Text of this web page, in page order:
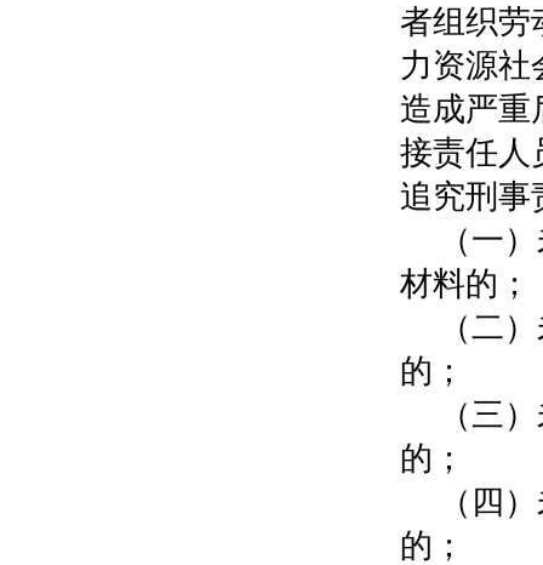
者组织劳
力资源社
造成严重
接责任人
追究刑事
（一
材料的；
（二
的；
（三
的；
（四
的；